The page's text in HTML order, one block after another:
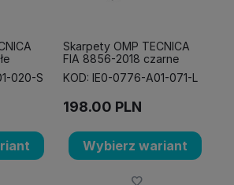
020-S
Skarpety OMP TECNICA
FIA 8856-2018 czarne
KOD: IE0-0776-A01-071-L
198.00 PLN
Wybierz wariant